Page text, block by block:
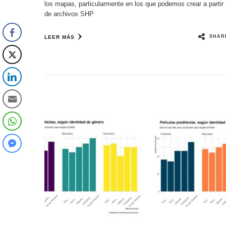
los mapas, particularmente en los que podemos crear a partir
de archivos SHP
LEER MÁS